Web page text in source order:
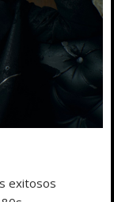
exitosos